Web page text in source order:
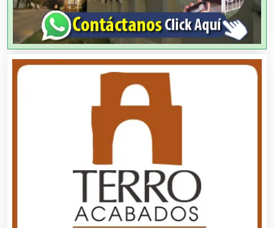
Artículos de Oficina
Artículos de Piel
Artículos Deportivos
Artículos Importados
Artículos para el Hogar